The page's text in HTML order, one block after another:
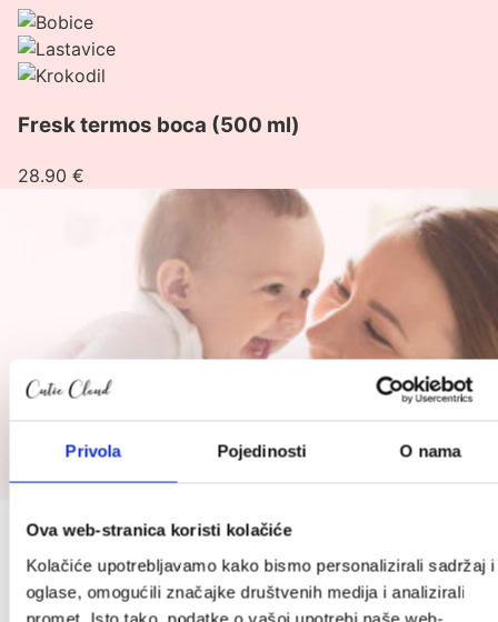
Privola Pojedinosti O nama
Ova web-stranica koristi kolačiće
Kolačiće upotrebljavamo kako bismo personalizirali sadržaj i
oglase, omogućili značajke društvenih medija i analizirali
promet. Isto tako, podatke o vašoj upotrebi naše web-
Pogledaj
proizvod
Fresk
boca
ml)
Fresk termos boca (500 ml)
28.90 €
Prijavite se na Cutie newsletter i
ostvarite do 10 % popusta (: